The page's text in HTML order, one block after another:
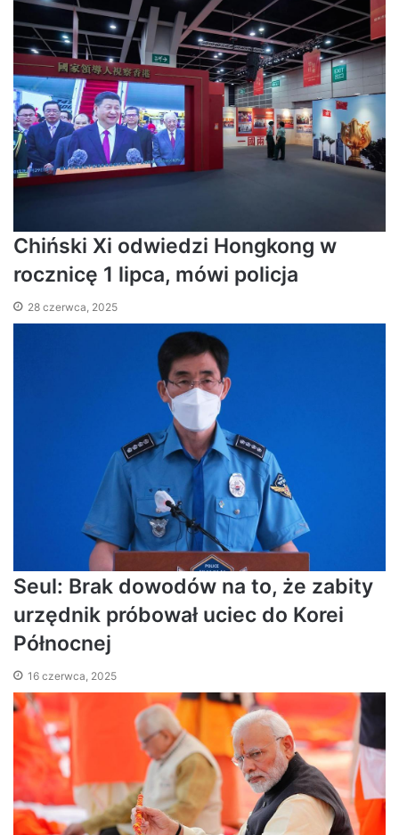
Chiński Xi odwiedzi Hongkong w
rocznicę 1 lipca, mówi policja
28 czerwca, 2025
Seul: Brak dowodów na to, że zabity
urzędnik próbował uciec do Korei
Północnej
16 czerwca, 2025